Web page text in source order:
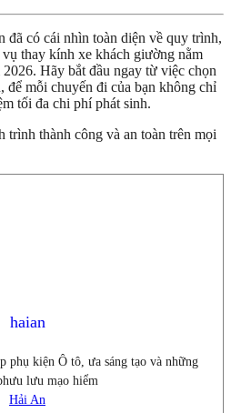
đã có cái nhìn toàn diện về quy trình,
thay kính xe khách giường nằm
Hãy bắt đầu ngay từ việc chọn
mỗi chuyến đi của bạn không chỉ
tối đa chi phí phát sinh.
trình thành công và an toàn trên mọi
haian
phụ kiện Ô tô, ưa sáng tạo và những
lưu mạo hiểm
Hải An